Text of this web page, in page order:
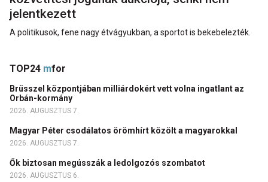
jelentkezett
A politikusok, fene nagy étvágyukban, a sportot is bekebelezték.
TOP24 mfor
Brüsszel központjában milliárdokért vett volna ingatlant az
Orbán-kormány
2026. AUGUSZTUS 7.
Magyar Péter csodálatos örömhírt közölt a magyarokkal
2026. AUGUSZTUS 7.
Ők biztosan megússzák a ledolgozós szombatot
2026. AUGUSZTUS 6.